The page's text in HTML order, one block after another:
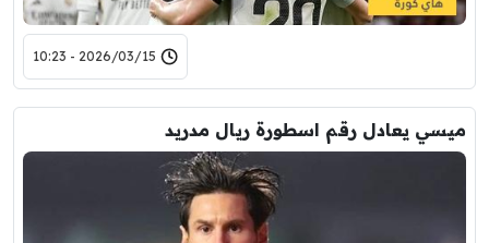
2026/03/15 - 10:23
ميسي يعادل رقم اسطورة ريال مدريد